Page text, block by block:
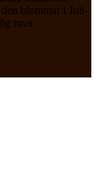
blommar i Juli-
tuva.